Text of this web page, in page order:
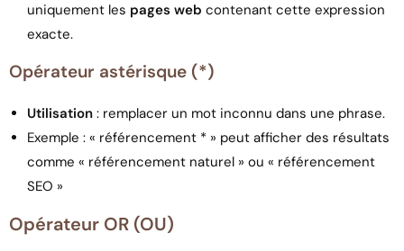
uniquement les pages web contenant cette expression
exacte.
Opérateur astérisque (*)
Utilisation : remplacer un mot inconnu dans une phrase.
Exemple : « référencement * » peut afficher des résultats
comme « référencement naturel » ou « référencement
SEO »
Opérateur OR (OU)